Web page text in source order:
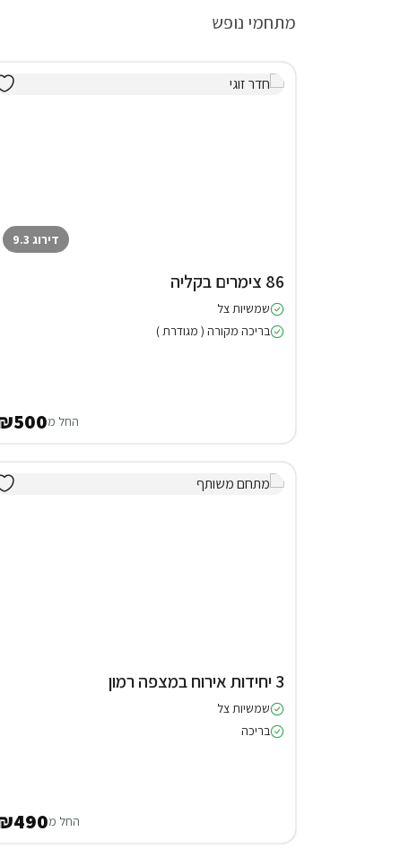
מתחמי נופש
דירוג 9.3
86 צימרים בקליה
שמשיות צל
בריכה מקורה ( מגודרת )
החל מ
3 יחידות אירוח במצפה רמון
שמשיות צל
בריכה
החל מ